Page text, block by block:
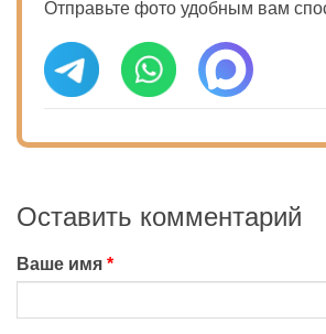
Отправьте фото удобным вам
Оставить комментарий
Ваше имя